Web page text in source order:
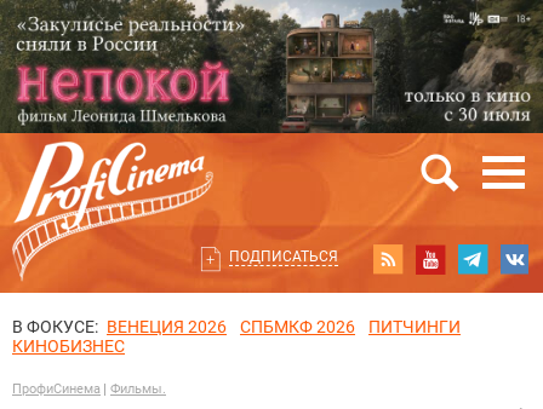
ПОДПИСАТЬСЯ
В ФОКУСЕ: ВЕНЕЦИЯ 2026 СПБМКФ 2026
ПИТЧИНГИ
КИНОБИЗНЕС
ПрофиСинема Фильмы.